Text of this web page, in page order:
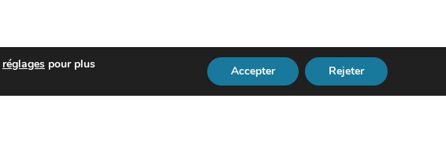
réglages pour plus
Accepter Rejeter